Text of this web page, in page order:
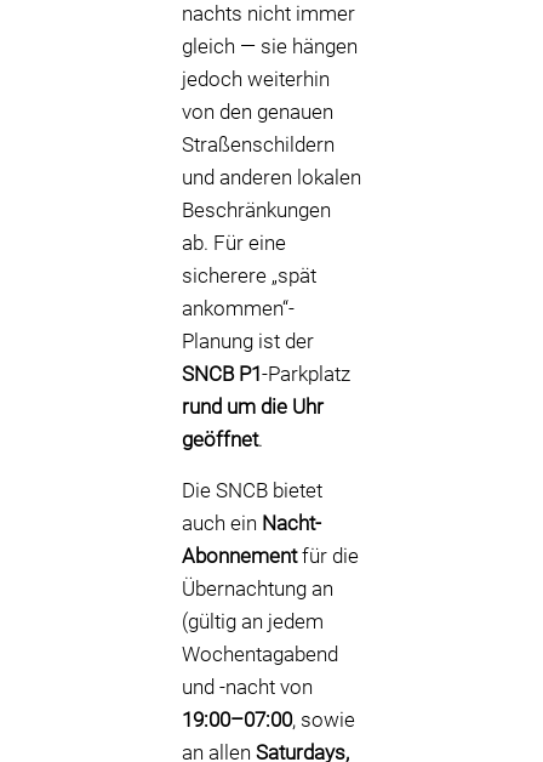
nachts nicht immer
gleich — sie hängen
jedoch weiterhin
von den genauen
Straßenschildern
und anderen lokalen
Beschränkungen
ab. Für eine
sicherere „spät
ankommen“-
Planung ist der
SNCB P1-Parkplatz
rund um die Uhr
geöffnet.
Die SNCB bietet
auch ein Nacht-
Abonnementfür die
Übernachtung an
(gültig an jedem
Wochentagabend
und -nacht von
19:00–07:00, sowie
an allen Saturdays,